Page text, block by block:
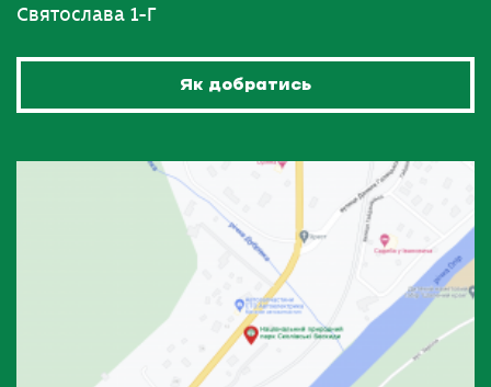
Святослава 1-Г
Як добратись